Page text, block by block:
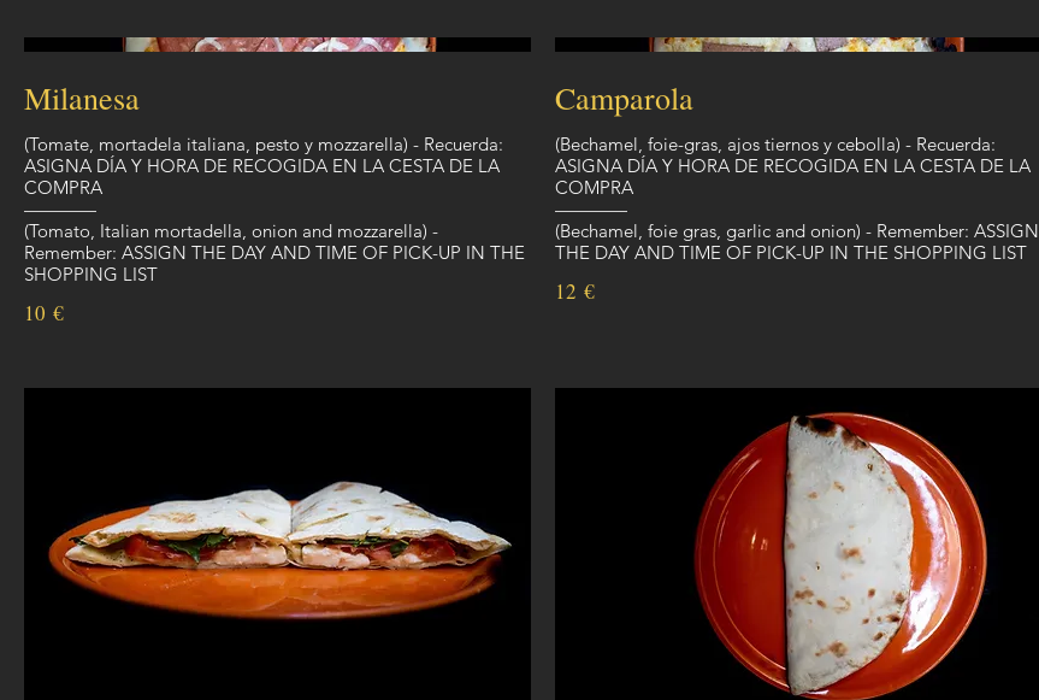
Milanesa
(Tomate, mortadela italiana, pesto y mozzarella) - Recuerda:
ASIGNA DÍA Y HORA DE RECOGIDA EN LA CESTA DE LA
COMPRA
————
(Tomato, Italian mortadella, onion and mozzarella) -
Remember: ASSIGN THE DAY AND TIME OF PICK-UP IN THE
SHOPPING LIST
10 €
Camparola
(Bechamel, foie-gras, ajos tiernos y cebolla) - Recuerda:
ASIGNA DÍA Y HORA DE RECOGIDA EN LA CESTA DE LA
COMPRA
————
(Bechamel, foie gras, garlic and onion) - Remember: ASSIGN
THE DAY AND TIME OF PICK-UP IN THE SHOPPING LIST
12 €